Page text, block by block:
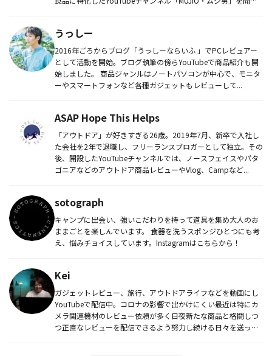
うっしー
2016年ごろからブログ「うっしーならいふ 」でPCレビュアー
として活動を開始。ブログ執筆の傍らYouTubeで商品紹介も開
始しました。 商品ジャンルはノートパソコンが中心で、モニタ
ーやスマートフォンなど各種ガジェットもレビューして...
ASAP Hope This Helps
「アウトドア」が好きすぎる26歳。2019年7月、新卒で入社し
た会社を2年で退職し、フリーランスブロガーとして独立。その
後、開設したYouTubeチャンネルでは、ノースフェイスやパタ
ゴニアなどのアウトドア商品レビューやVlog、Campなど...
sotograph
キャンプに出会い、強いこだわりを持って道具を集め大人のお
ままごとを楽しんでいます。 食器を洗うスポンジひとつにも考
え、悩みチョイスしています。Instagramはこちらから！
Kei
ガジェットレビュー、旅行、アウトドアライフなどを動画にし
YouTubeで配信中。コロナの影響で出かけにくい最近は特にカ
メラ関連機材のレビュー依頼が多く日夜新たな商品と格闘しつ
つ正直なレビューを配信できるよう努力し続ける日々を送って